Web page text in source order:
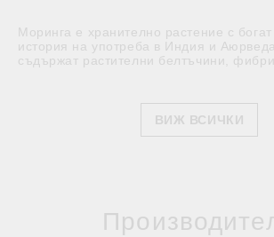
Моринга е хранително растение с
история на употреба в Индия и
съдържат растителни белтъчини,
ВИЖ ВСИЧКИ